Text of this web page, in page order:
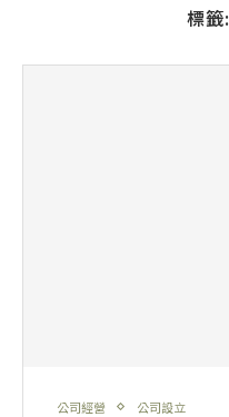
標籤:
公司經營 公司設立